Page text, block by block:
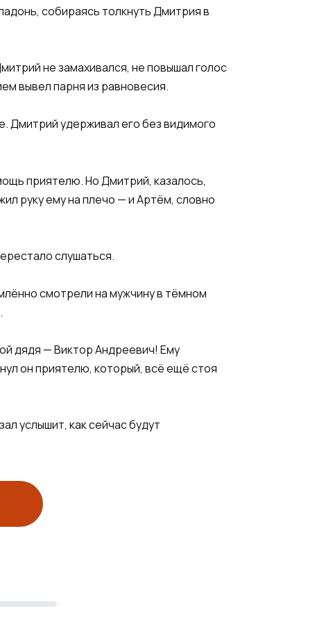
собираясь толкнуть Дмитрия в
не замахивался, не повышал голос
вывел парня из равновесия.
Дмитрий удерживал его без видимого
приятелю. Но Дмитрий, казалось,
руку ему на плечо — и Артём, словно
слушаться.
смотрели на мужчину в тёмном
дядя — Виктор Андреевич! Ему
он приятелю, который, всё ещё стоя
услышит, как сейчас будут